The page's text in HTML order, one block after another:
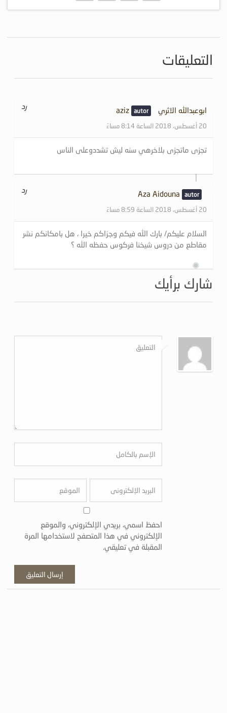
التعليقات
ابوعبدالله الاثري aziz
20 أغسطس، 2018 الساعة 8:14 مساءً
رد
تجزى ماتجزى بلاخرهي سنه ليش تشددوعلى الناس
Aza Aidouna
20 أغسطس، 2018 الساعة 8:59 مساءً
رد
السلام عليكم/ بارك الله فيكم وجزاكم خيرا ، هل بامكانكم نشر
مقاطع من دروس شيخنا فركوس حفظه الله ؟
شارك برأيك
احفظ اسمي، بريدي الإلكتروني، والموقع
الإلكتروني في هذا المتصفح لاستخدامها المرة
المقبلة في تعليقي.